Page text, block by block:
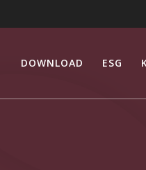
DOWNLOAD ESG